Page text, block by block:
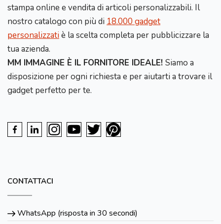
stampa online e vendita di articoli personalizzabili. Il
nostro catalogo con più di 18.000 gadget
personalizzatiè la scelta completa per pubblicizzare la
tua azienda.
MM IMMAGINE È IL FORNITORE IDEALE! Siamo a
disposizione per ogni richiesta e per aiutarti a trovare il
gadget perfetto per te.
CONTATTACI
WhatsApp (risposta in 30 secondi)